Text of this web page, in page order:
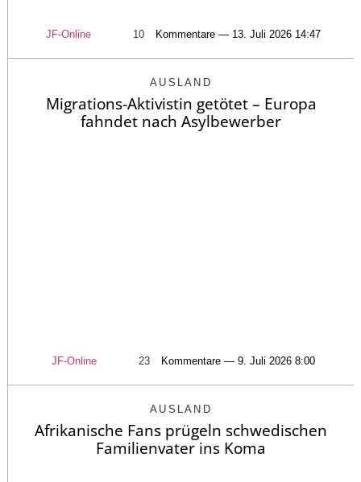
JF-Online 10 Kommentare — 13. Juli 2026 14:47
AUSLAND
Migrations-Aktivistin getötet – Europa
fahndet nach Asylbewerber
JF-Online 23 Kommentare — 9. Juli 2026 8:00
AUSLAND
Afrikanische Fans prügeln schwedischen
Familienvater ins Koma